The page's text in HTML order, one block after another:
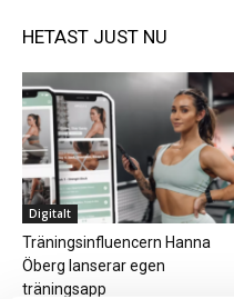
HETAST JUST NU
Digitalt
Träningsinfluencern Hanna
Öberg lanserar egen
träningsapp